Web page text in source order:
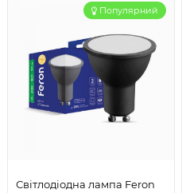
Популярний
Світлодіодна лампа Feron